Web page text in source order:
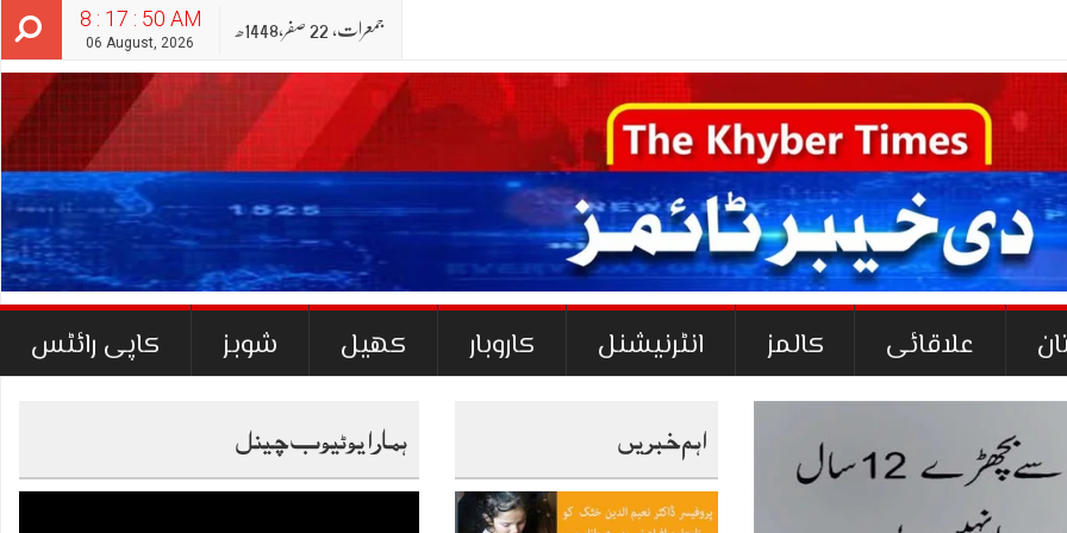
8 : 17 : 52 AM
06 August, 2026
جمعرات‬‮, 22 صفر‬,1448ھ
علاقائی کالمز انٹرنیشنل کاروبار کھیل شوبز کاپی رائٹس
اہم خبریں ہمارا یوٹیوب چینل